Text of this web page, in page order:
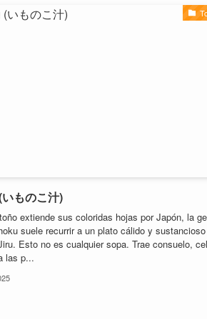
ものこ汁)
extiende sus coloridas hojas por Japón, la
suele recurrir a un plato cálido y sustancioso
Esto no es cualquier sopa. Trae consuelo,
las p...